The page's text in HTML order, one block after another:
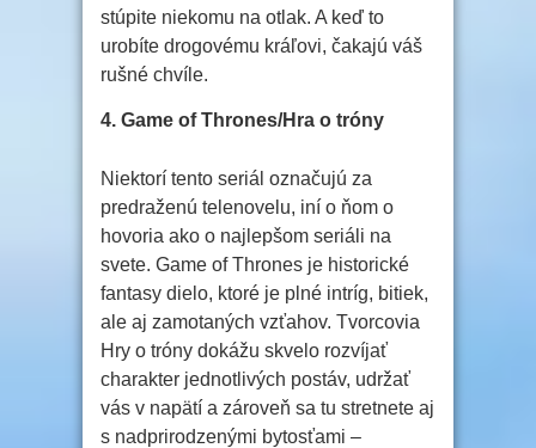
stúpite niekomu na otlak. A keď to
urobíte drogovému kráľovi, čakajú váš
rušné chvíle.
4. Game of Thrones/Hra o tróny
Niektorí tento seriál označujú za
predraženú telenovelu, iní o ňom o
hovoria ako o najlepšom seriáli na
svete. Game of Thrones je historické
fantasy dielo, ktoré je plné intríg, bitiek,
ale aj zamotaných vzťahov. Tvorcovia
Hry o tróny dokážu skvelo rozvíjať
charakter jednotlivých postáv, udržať
vás v napätí a zároveň sa tu stretnete aj
s nadprirodzenými bytosťami –